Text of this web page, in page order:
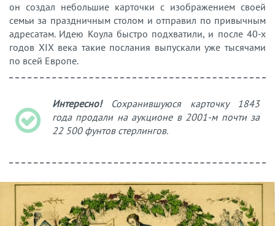
он создал небольшие карточки с изображением своей
семьи за праздничным столом и отправил по привычным
адресатам. Идею Коула быстро подхватили, и после 40-х
годов ХIХ века такие послания выпускали уже тысячами
по всей Европе.
Интересно! Сохранившуюся карточку 1843
года продали на аукционе в 2001-м почти за
22 500 фунтов стерлингов.